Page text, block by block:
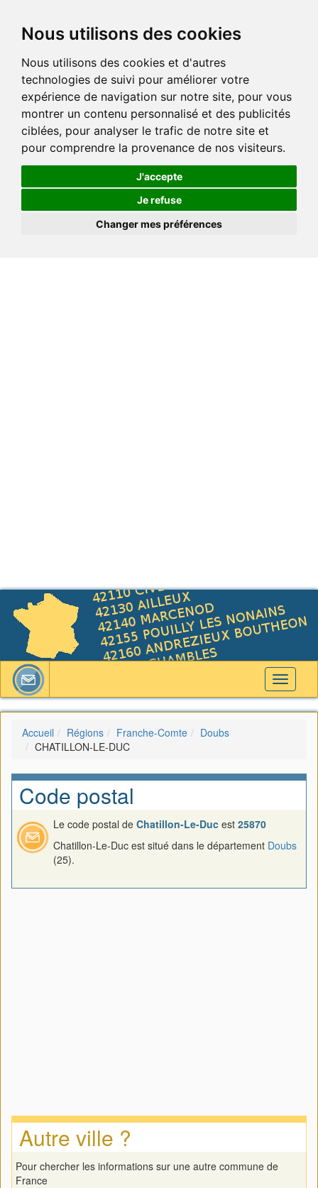
Nous utilisons des cookies
Nous utilisons des cookies et d'autres
technologies de suivi pour améliorer votre
expérience de navigation sur notre site, pour vous
montrer un contenu personnalisé et des publicités
ciblées, pour analyser le trafic de notre site et
pour comprendre la provenance de nos visiteurs.
J'accepte
Je refuse
Changer mes préférences
Toggle
Accueil Régions Franche-Comte
Doubs
CHATILLON-LE-DUC
Code postal
Le code postal de Chatillon-Le-Duc est 25870
Chatillon-Le-Duc est situé dans le département Doubs
(25).
Autre ville ?
Pour chercher les informations sur une autre commune de
France